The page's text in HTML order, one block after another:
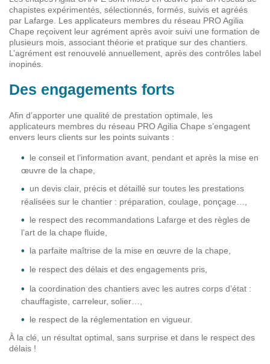
chapistes expérimentés, sélectionnés, formés, suivis et agréés
par Lafarge. Les applicateurs membres du réseau PRO Agilia
Chape reçoivent leur agrément après avoir suivi une formation de
plusieurs mois, associant théorie et pratique sur des chantiers.
L’agrément est renouvelé annuellement, après des contrôles label
inopinés.
Des engagements forts
Afin d’apporter une qualité de prestation optimale, les
applicateurs membres du réseau PRO Agilia Chape s’engagent
envers leurs clients sur les points suivants :
le conseil et l’information avant, pendant et après la mise en
œuvre de la chape,
un devis clair, précis et détaillé sur toutes les prestations
réalisées sur le chantier : préparation, coulage, ponçage…,
le respect des recommandations Lafarge et des règles de
l’art de la chape fluide,
la parfaite maîtrise de la mise en œuvre de la chape,
le respect des délais et des engagements pris,
la coordination des chantiers avec les autres corps d’état :
chauffagiste, carreleur, solier…,
le respect de la réglementation en vigueur.
À la clé, un résultat optimal, sans surprise et dans le respect des
délais !